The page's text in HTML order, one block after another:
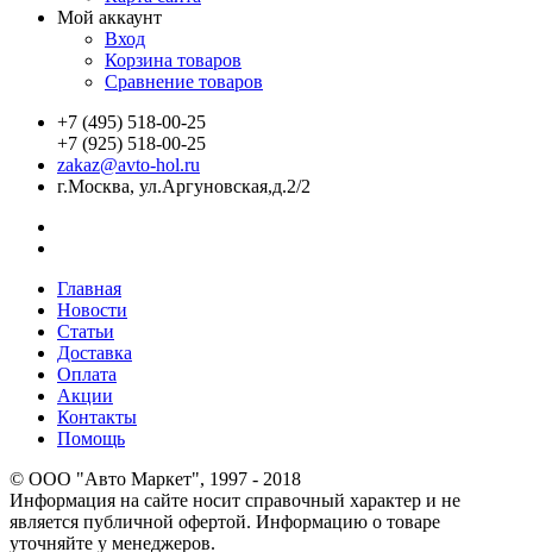
Мой аккаунт
Вход
Корзина товаров
Сравнение товаров
+7 (495) 518-00-25
+7 (925) 518-00-25
zakaz@avto-hol.ru
г.Москва, ул.Аргуновская,д.2/2
Главная
Новости
Статьи
Доставка
Оплата
Акции
Контакты
Помощь
© OOO "Авто Маркет", 1997 - 2018
Информация на сайте носит справочный характер и не
является публичной офертой. Информацию о товаре
уточняйте у менеджеров.